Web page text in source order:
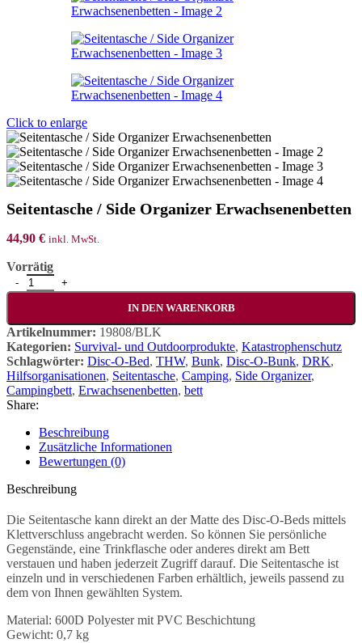
Click to enlarge
Seitentasche / Side Organizer Erwachsenenbetten
44,90 € inkl. MwSt.
Vorrätig
Seitentasche / Side Organizer Erwachsenenbetten Menge
IN DEN WARENKORB
Artikelnummer: 19808/BLK
Kategorien: Survival- und Outdoorprodukte, Katastrophenschutz
Schlagwörter: Disc-O-Bed, THW, Bunk, Disc-O-Bunk, DRK,
Hilfsorganisationen, Seitentasche, Camping, Side Organizer,
Campingbett, Erwachsenenbetten, bett
Share:
Beschreibung
Zusätzliche Informationen
Bewertungen (0)
Beschreibung
Die Seitentasche kann direkt an der Matte des Disc-O-Beds mittels
Klettverschluss angebracht werden. So können Sie persönliche
Gegenstände, eine Trinkflasche oder anderes direkt am Bett
verstauen und haben jederzeit Zugriff darauf. Die Seitentasche ist
einzeln und in verschiedenen Farben erhältlich, jeweils passend zu
dem von Ihnen gewählten System.
Material: 600D Polyester mit PVC Beschichtung
Gewicht: 0,7 kg